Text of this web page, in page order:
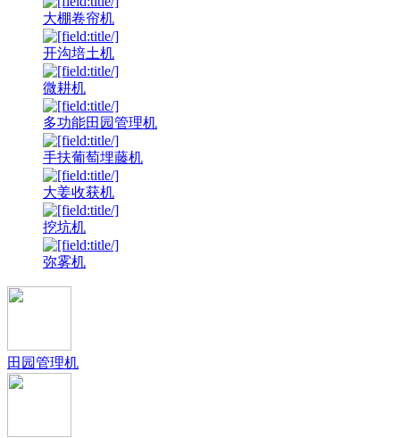
大棚卷帘机
开沟培土机
微耕机
多功能田园管理机
手扶葡萄埋藤机
大姜收获机
挖坑机
弥雾机
田园管理机